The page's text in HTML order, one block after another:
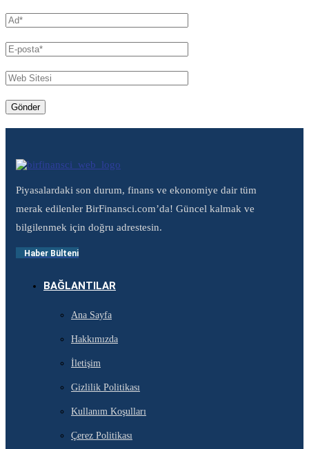
Piyasalardaki son durum, finans ve ekonomiye dair tüm
merak edilenler BirFinansci.com’da! Güncel kalmak ve
bilgilenmek için doğru adrestesin.
Haber Bülteni
BAĞLANTILAR
Ana Sayfa
Hakkımızda
İletişim
Gizlilik Politikası
Kullanım Koşulları
Çerez Politikası